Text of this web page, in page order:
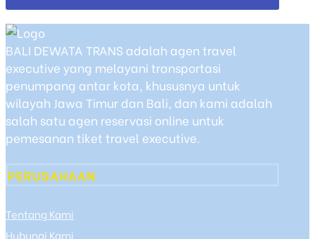
BALI DEWATA TRANS adalah agen travel
executive yang melayani transportasi
penumpang antar kota, khususnya untuk
wilayah Jawa Timur dan Bali, dan kami adalah
salah satu agen reservasi online untuk
pemesanan tiket travel executive.
PERUSAHAAN
Tentang Kami
Hubungi Kami